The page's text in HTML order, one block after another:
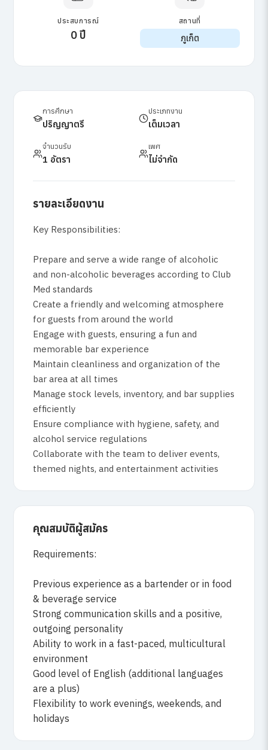
ประสบการณ์
0 ปี
สถานที่
ภูเก็ต
การศึกษา
ปริญญาตรี
ประเภทงาน
เต็มเวลา
จำนวนรับ
1 อัตรา
เพศ
ไม่จำกัด
รายละเอียดงาน
Key Responsibilities:
Prepare and serve a wide range of alcoholic
and non-alcoholic beverages according to Club
Med standards
Create a friendly and welcoming atmosphere
for guests from around the world
Engage with guests, ensuring a fun and
memorable bar experience
Maintain cleanliness and organization of the
bar area at all times
Manage stock levels, inventory, and bar supplies
efficiently
Ensure compliance with hygiene, safety, and
alcohol service regulations
Collaborate with the team to deliver events,
themed nights, and entertainment activities
คุณสมบัติผู้สมัคร
Requirements:
Previous experience as a bartender or in food
& beverage service
Strong communication skills and a positive,
outgoing personality
Ability to work in a fast-paced, multicultural
environment
Good level of English (additional languages
are a plus)
Flexibility to work evenings, weekends, and
holidays